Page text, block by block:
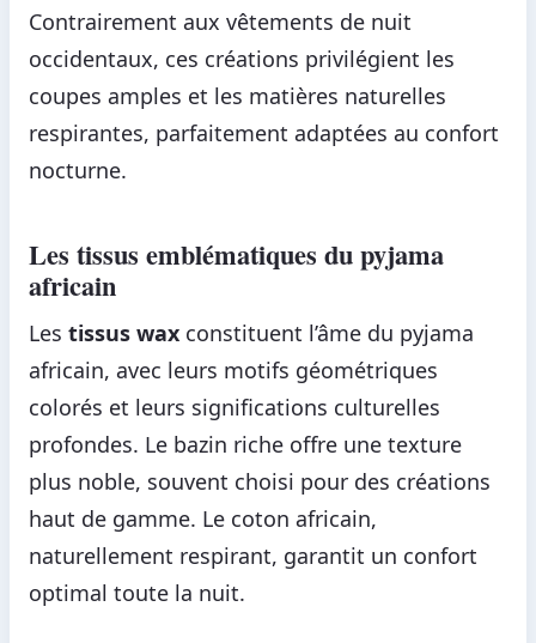
Contrairement aux vêtements de nuit
occidentaux, ces créations privilégient les
coupes amples et les matières naturelles
respirantes, parfaitement adaptées au confort
nocturne.
Les tissus emblématiques du pyjama
africain
Les tissus waxconstituent l’âme du pyjama
africain, avec leurs motifs géométriques
colorés et leurs significations culturelles
profondes. Le bazin riche offre une texture
plus noble, souvent choisi pour des créations
haut de gamme. Le coton africain,
naturellement respirant, garantit un confort
optimal toute la nuit.